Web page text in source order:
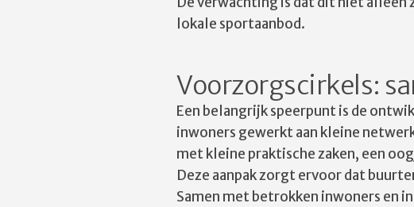
lokale sportaanbod.
Voorzorgscirkels:
Een belangrijk speerpunt is de
inwoners gewerkt aan kleine
met kleine praktische zaken, een
Deze aanpak zorgt ervoor dat
Samen met betrokken inwoners en